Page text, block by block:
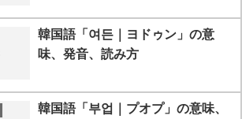
韓国語「여든｜ヨドゥン」の意
味、発音、読み方
韓国語「부업｜プオプ」の意味、